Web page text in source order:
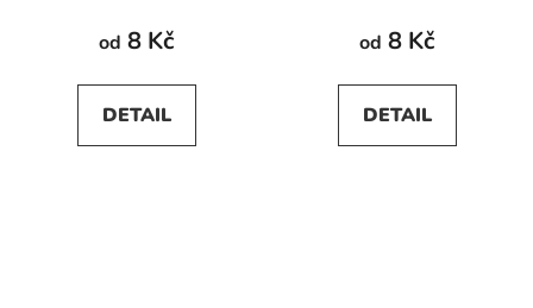
od 8 Kč
DETAIL
od 8 Kč
DETAIL